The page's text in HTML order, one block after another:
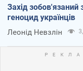
Захід зобов'язаний
геноцид українців
Леонід Невзлін